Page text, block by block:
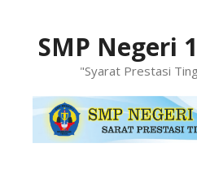
SMP Negeri
"Syarat Prestasi